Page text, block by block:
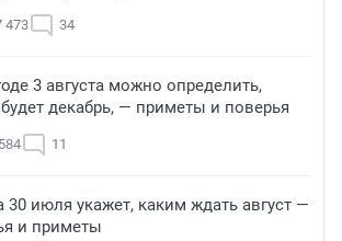
473 34
3 августа можно определить,
декабрь, — приметы и поверья
11
30 июля укажет, каким ждать август —
и приметы